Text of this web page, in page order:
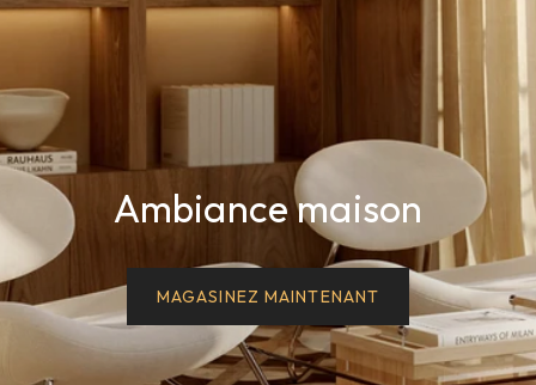
Ambiance maison
MAGASINEZ MAINTENANT